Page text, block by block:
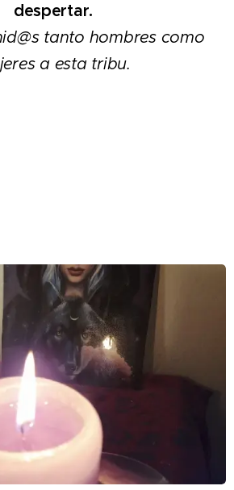
despertar.
tanto hombres como
a esta tribu.